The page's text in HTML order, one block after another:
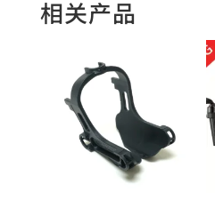
相关产品